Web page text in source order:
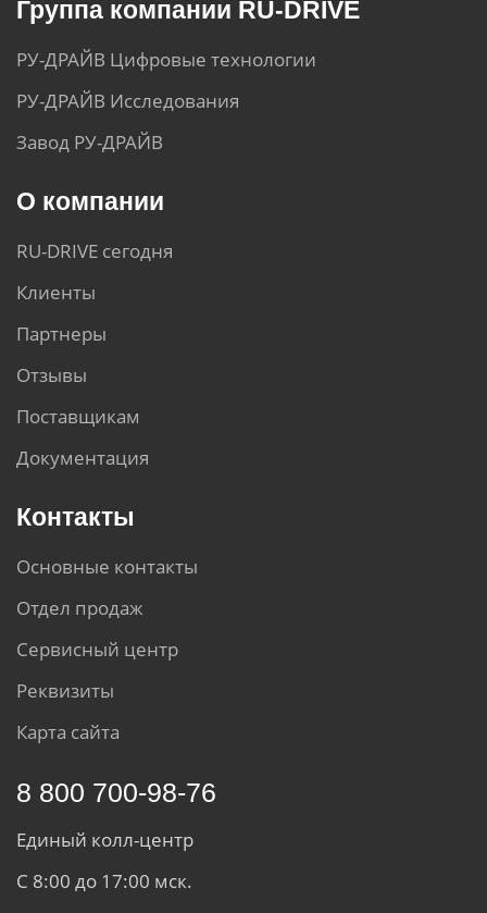
Группа компании RU-DRIVE
РУ-ДРАЙВ Цифровые технологии
РУ-ДРАЙВ Исследования
Завод РУ-ДРАЙВ
О компании
RU-DRIVE сегодня
Клиенты
Партнеры
Отзывы
Поставщикам
Документация
Контакты
Основные контакты
Отдел продаж
Сервисный центр
Реквизиты
Карта сайта
8 800 700-98-76
Единый колл-центр
С 8:00 до 17:00 мск.